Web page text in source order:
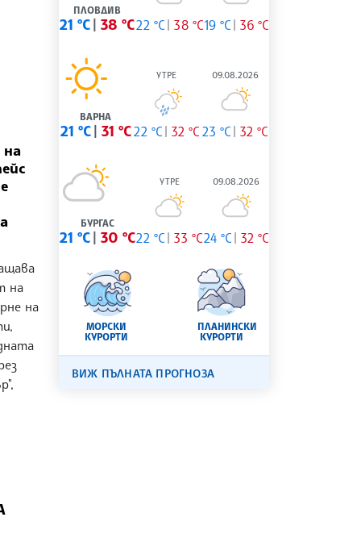
на
на
ПЛОВДИВ
21 °C 38 °C22 °C 38 °C19 °C 36 °C
ВАРНА
21 °C 31 °C
УТРЕ
22 °C 32 °C
09.08.2026
23 °C 32 °C
БУРГАС
21 °C 30 °C
УТРЕ
22 °C 33 °C
09.08.2026
24 °C 32 °C
МОРСКИ
КУРОРТИ
ПЛАНИНСКИ
КУРОРТИ
ВИЖ ПЪЛНАТА ПРОГНОЗА